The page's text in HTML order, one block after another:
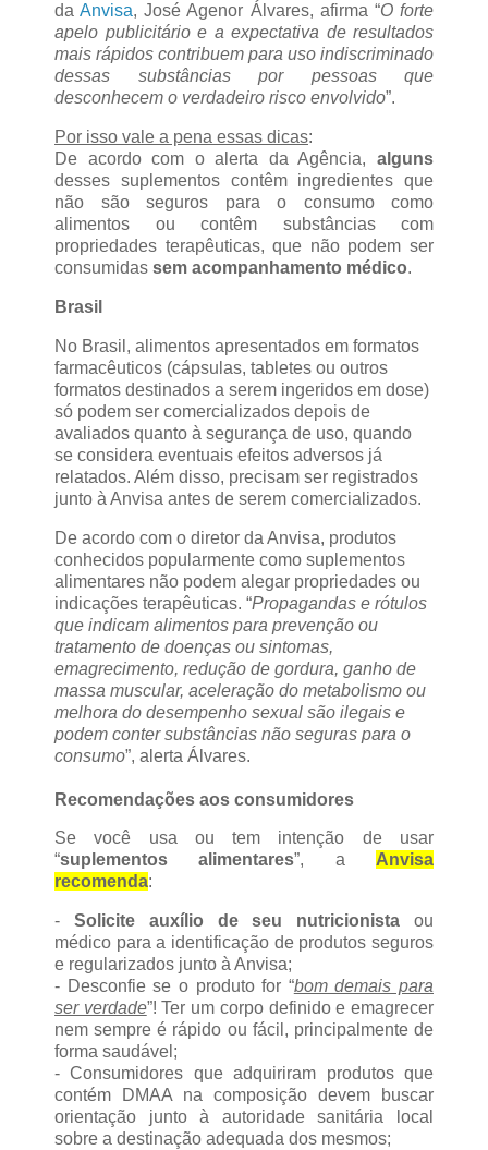
daAnvisa, José Agenor Álvares, afirma “O forte
apelo publicitário e a expectativa de resultados
mais rápidos contribuem para uso indiscriminado
dessas substâncias por pessoas que
desconhecem o verdadeiro risco envolvido”.
Por isso vale a pena essas dicas:
De acordo com o alerta da Agência, alguns
desses suplementos contêm ingredientes que
não são seguros para o consumo como
alimentos ou contêm substâncias com
propriedades terapêuticas, que não podem ser
consumidas sem acompanhamento médico.
Brasil
No Brasil, alimentos apresentados em formatos
farmacêuticos (cápsulas, tabletes ou outros
formatos destinados a serem ingeridos em dose)
só podem ser comercializados depois de
avaliados quanto à segurança de uso, quando
se considera eventuais efeitos adversos já
relatados. Além disso, precisam ser registrados
junto à Anvisa antes de serem comercializados.
De acordo com o diretor da Anvisa, produtos
conhecidos popularmente como suplementos
alimentares não podem alegar propriedades ou
indicações terapêuticas. “Propagandas e rótulos
que indicam alimentos para prevenção ou
tratamento de doenças ou sintomas,
emagrecimento, redução de gordura, ganho de
massa muscular, aceleração do metabolismo ou
melhora do desempenho sexual são ilegais e
podem conter substâncias não seguras para o
consumo”, alerta Álvares.
Recomendações aos consumidores
Se você usa ou tem intenção de usar
“suplementos alimentares”, aAnvisa
recomenda:
- Solicite auxílio de seu nutricionista ou
médico para a identificação de produtos seguros
e regularizados junto à Anvisa;
- Desconfie se o produto for “bom demais para
ser verdade”! Ter um corpo definido e emagrecer
nem sempre é rápido ou fácil, principalmente de
forma saudável;
- Consumidores que adquiriram produtos que
contém DMAA na composição devem buscar
orientação junto à autoridade sanitária local
sobre a destinação adequada dos mesmos;